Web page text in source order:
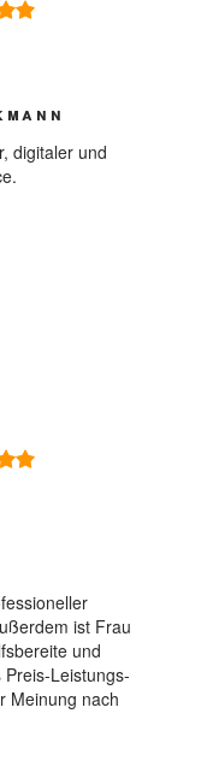
digitaler und
ist Frau
und
Leistungs-
Meinung nach